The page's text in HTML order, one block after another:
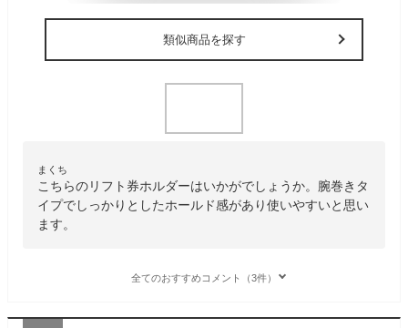
類似商品を探す
まくち
こちらのリフト券ホルダーはいかがでしょうか。腕巻きタ
イプでしっかりとしたホールド感があり使いやすいと思い
ます。
全てのおすすめコメント（3件）